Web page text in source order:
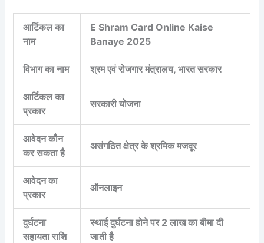
आर्टिकल का
नाम
E Shram Card Online Kaise
Banaye 2025
विभाग का नाम श्रम एवं रोजगार मंत्रालय, भारत सरकार
आर्टिकल का
प्रकार
सरकारी योजना
आवेदन कौन
कर सकता है
असंगठित क्षेत्र के श्रमिक मजदूर
आवेदन का
प्रकार
ऑनलाइन
दुर्घटना
सहायता राशि
स्थाई दुर्घटना होने पर 2 लाख का बीमा दी
जाती है